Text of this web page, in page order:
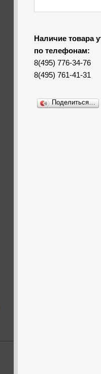
Наличие товара
по телефонам:
8(495) 776-34-76
8(495) 761-41-31
Поделиться…